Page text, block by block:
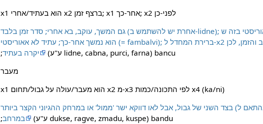
x1 הוא בעתיד/אחרי x2 ברצף זמן; x1 אחר-כך; x2 לפני-כן
גם המשך, עוקב, בא אחרי; סדר זמן בלבד (אחרת יש להשתמש ב-lidne); אאוריסטי בזה ש-x1 יכול להיות חופף בזמן ל-x2 כל עוד
הוא נמשך אחר-כך; עתיד לא אאוריסטי (= fambalvi); ברירת המחדל ל-x2 היא נקודת ההתייחסות ברצף המרחב והזמן, לכן: x1
יקרה בעתיד
;‏ (ע"ע lidne, cabna, purci, farna) bancu
מעבר
x1 הוא מעבר/עולה על גבול/תחום x2 מ-x3 לפי התכונה/כמות x4 ‏(ka/ni)
בצד השני של גבול, אבל לאו דווקא ישר 'ממול' או במרחק ההגיוני הקצר ביותר (בהתאם ל-ragve); גם לא מוגבל למיקום
במרחב
;‏ (ע"ע dukse, ragve, zmadu, kuspe) bandu